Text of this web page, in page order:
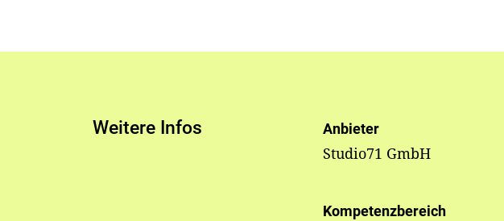
Weitere Infos Anbieter
Studio71 GmbH
Kompetenzbereich